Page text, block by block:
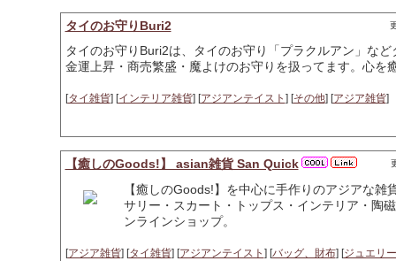
タイのお守りBuri2
タイのお守りBuri2は、タイのお守り「プラクルアン」な
金運上昇・商売繁盛・魔よけのお守りを扱ってます。心を
[タイ雑貨] [インテリア雑貨] [アジアンテイスト ] [その他] [アジア雑貨]
【癒しのGoods!】 asian雑貨 San Quick
【癒しのGoods!】を中心に手作りのアジアな
サリー・スカート・トップス・インテリア・陶
ンラインショップ。
[アジア雑貨] [タイ雑貨] [アジアンテイスト ] [バッグ、財布] [ジュエリ